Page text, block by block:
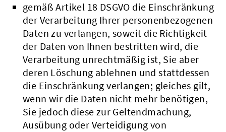
gemäß Artikel 18 DSGVO die Einschränkung
der Verarbeitung Ihrer personenbezogenen
Daten zu verlangen, soweit die Richtigkeit
der Daten von Ihnen bestritten wird, die
Verarbeitung unrechtmäßig ist, Sie aber
deren Löschung ablehnen und stattdessen
die Einschränkung verlangen; gleiches gilt,
wenn wir die Daten nicht mehr benötigen,
Sie jedoch diese zur Geltendmachung,
Ausübung oder Verteidigung von